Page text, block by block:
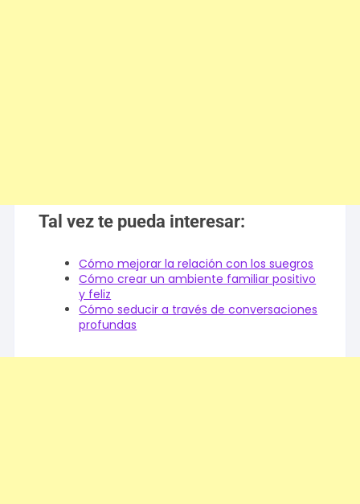
Tal vez te pueda interesar:
Cómo mejorar la relación con los suegros
Cómo crear un ambiente familiar positivo
y feliz
Cómo seducir a través de conversaciones
profundas